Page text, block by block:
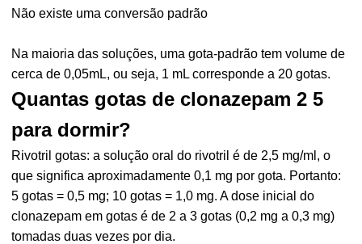
Não existe uma conversão padrão
Na maioria das soluções, uma gota-padrão tem volume de
cerca de 0,05mL, ou seja, 1 mL corresponde a 20 gotas.
Quantas gotas de clonazepam 2 5
para dormir?
Rivotril gotas: a solução oral do rivotril é de 2,5 mg/ml, o
que significa aproximadamente 0,1 mg por gota. Portanto:
5 gotas = 0,5 mg; 10 gotas = 1,0 mg. A dose inicial do
clonazepam em gotas é de 2 a 3 gotas (0,2 mg a 0,3 mg)
tomadas duas vezes por dia.